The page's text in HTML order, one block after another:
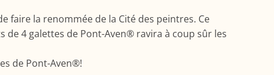
faire la renommée de la Cité des peintres. Ce
de 4 galettes de Pont-Aven® ravira à coup sûr les
de Pont-Aven®!